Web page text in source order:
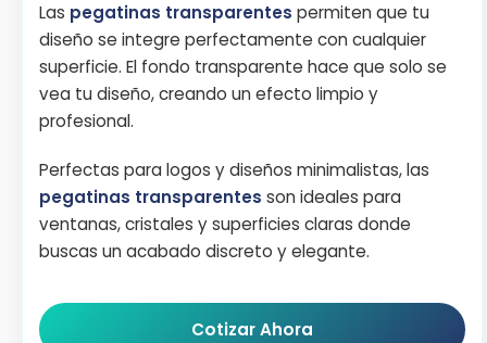
Las pegatinas transparentes permiten que tu
diseño se integre perfectamente con cualquier
superficie. El fondo transparente hace que solo se
vea tu diseño, creando un efecto limpio y
profesional.
Perfectas para logos y diseños minimalistas, las
pegatinas transparentes son ideales para
ventanas, cristales y superficies claras donde
buscas un acabado discreto y elegante.
Cotizar Ahora